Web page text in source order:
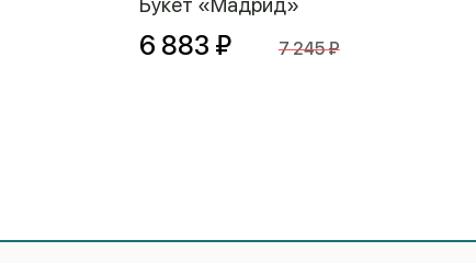
6 883 ₽ 7 245 ₽